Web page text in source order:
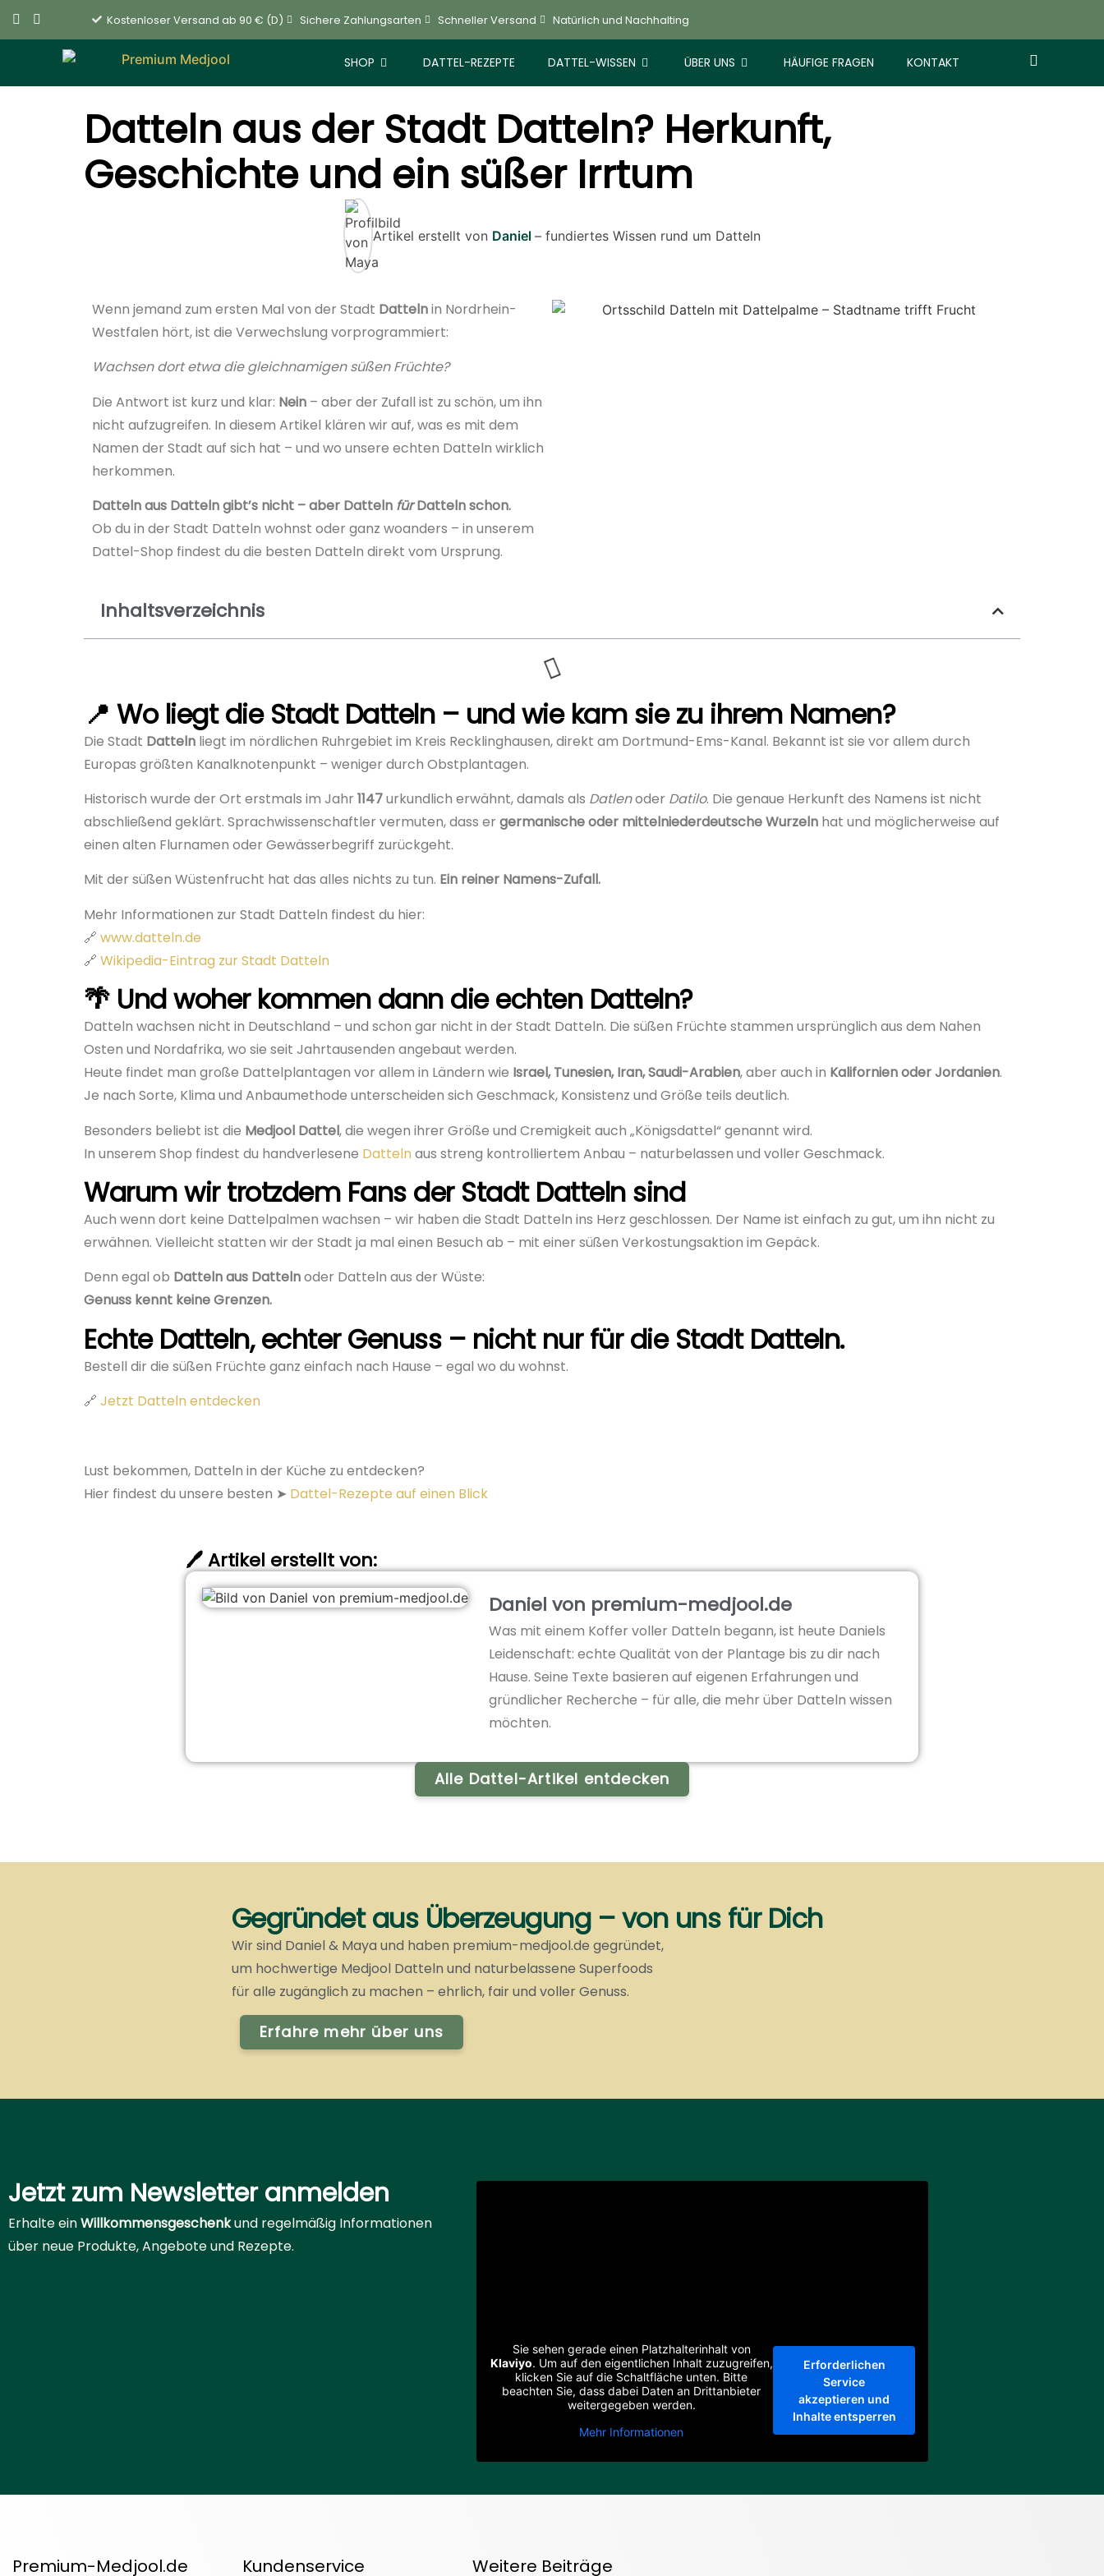
Kostenloser Versand ab 90 € (D) Sichere Zahlungsarten Schneller Versand Natürlich und Nachhalting
SHOP DATTEL-REZEPTE DATTEL-WISSEN ÜBER UNS HÄUFIGE FRAGEN KONTAKT
Datteln aus der Stadt Datteln? Herkunft,
Geschichte und ein süßer Irrtum
Artikel erstellt von Daniel – fundiertes Wissen rund um Datteln
Wenn jemand zum ersten Mal von der Stadt Dattelnin Nordrhein-
Westfalen hört, ist die Verwechslung vorprogrammiert:
Wachsen dort etwa die gleichnamigen süßen Früchte?
Die Antwort ist kurz und klar: Nein – aber der Zufall ist zu schön, um ihn
nicht aufzugreifen. In diesem Artikel klären wir auf, was es mit dem
Namen der Stadt auf sich hat – und wo unsere echten Datteln wirklich
herkommen.
Datteln aus Datteln gibt’s nicht – aber Datteln fürDatteln schon.
Ob du in der Stadt Datteln wohnst oder ganz woanders – in unserem
Dattel-Shop findest du die besten Datteln direkt vom Ursprung.
Inhaltsverzeichnis
📍 Wo liegt die Stadt Datteln – und wie kam sie zu ihrem Namen?
Die Stadt Datteln liegt im nördlichen Ruhrgebiet im Kreis Recklinghausen, direkt am Dortmund-Ems-Kanal. Bekannt ist sie vor allem durch
Europas größten Kanalknotenpunkt – weniger durch Obstplantagen.
Historisch wurde der Ort erstmals im Jahr 1147urkundlich erwähnt, damals als Datlenoder Datilo. Die genaue Herkunft des Namens ist nicht
abschließend geklärt. Sprachwissenschaftler vermuten, dass er germanische oder mittelniederdeutsche Wurzeln hat und möglicherweise auf
einen alten Flurnamen oder Gewässerbegriff zurückgeht.
Mit der süßen Wüstenfrucht hat das alles nichts zu tun. Ein reiner Namens-Zufall.
Mehr Informationen zur Stadt Datteln findest du hier:
🔗 www.datteln.de
🔗 Wikipedia-Eintrag zur Stadt Datteln
🌴 Und woher kommen dann die echten Datteln?
Datteln wachsen nicht in Deutschland – und schon gar nicht in der Stadt Datteln. Die süßen Früchte stammen ursprünglich aus dem Nahen
Osten und Nordafrika, wo sie seit Jahrtausenden angebaut werden.
Heute findet man große Dattelplantagen vor allem in Ländern wie Israel, Tunesien, Iran, Saudi-Arabien, aber auch in Kalifornien oder Jordanien.
Je nach Sorte, Klima und Anbaumethode unterscheiden sich Geschmack, Konsistenz und Größe teils deutlich.
Besonders beliebt ist die Medjool Dattel, die wegen ihrer Größe und Cremigkeit auch „Königsdattel“ genannt wird.
In unserem Shop findest du handverlesene Datteln aus streng kontrolliertem Anbau – naturbelassen und voller Geschmack.
Warum wir trotzdem Fans der Stadt Datteln sind
Auch wenn dort keine Dattelpalmen wachsen – wir haben die Stadt Datteln ins Herz geschlossen. Der Name ist einfach zu gut, um ihn nicht zu
erwähnen. Vielleicht statten wir der Stadt ja mal einen Besuch ab – mit einer süßen Verkostungsaktion im Gepäck.
Denn egal ob Datteln aus Dattelnoder Datteln aus der Wüste:
Genuss kennt keine Grenzen.
Echte Datteln, echter Genuss – nicht nur für die Stadt Datteln.
Bestell dir die süßen Früchte ganz einfach nach Hause – egal wo du wohnst.
🔗 Jetzt Datteln entdecken
Lust bekommen, Datteln in der Küche zu entdecken?
Hier findest du unsere besten ➤ Dattel-Rezepte auf einen Blick
🖊️ Artikel erstellt von:
Daniel von premium-medjool.de
Was mit einem Koffer voller Datteln begann, ist heute Daniels
Leidenschaft: echte Qualität von der Plantage bis zu dir nach
Hause. Seine Texte basieren auf eigenen Erfahrungen und
gründlicher Recherche – für alle, die mehr über Datteln wissen
möchten.
Alle Dattel-Artikel entdecken
Gegründet aus Überzeugung – von uns für Dich
Wir sind Daniel & Maya und haben premium-medjool.de gegründet,
um hochwertige Medjool Datteln und naturbelassene Superfoods
für alle zugänglich zu machen – ehrlich, fair und voller Genuss.
Erfahre mehr über uns
Jetzt zum Newsletter anmelden
Erhalte einWillkommensgeschenkund regelmäßig Informationen
über neue Produkte, Angebote und Rezepte.
Sie sehen gerade einen Platzhalterinhalt von
Klaviyo. Um auf den eigentlichen Inhalt zuzugreifen,
klicken Sie auf die Schaltfläche unten. Bitte
beachten Sie, dass dabei Daten an Drittanbieter
weitergegeben werden.
Mehr Informationen
Erforderlichen
Service
akzeptieren und
Inhalte entsperren
Premium-Medjool.de Kundenservice Weitere Beiträge